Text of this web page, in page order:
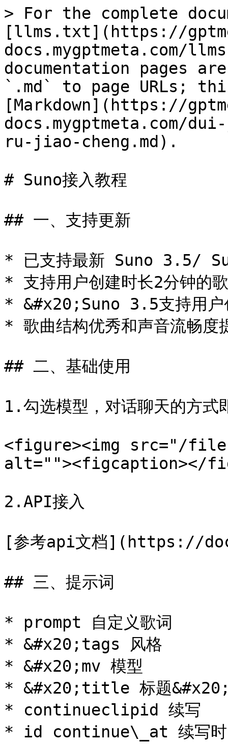
> For the complete
[llms.txt](https://
docs.mygptmeta.com/
documentation pages
`.md` to page URLs;
[Markdown](https://
docs.mygptmeta.com/
ru-jiao-cheng.md).
# Suno接入教程
## 一、支持更新
* 已支持最新 Suno 3.5/
* 支持用户创建时长2分钟的
* &#x20;Suno 3.5支持用户
* 歌曲结构优秀和声音流畅度
## 二、基础使用
1.勾选模型，对话聊天的方式
<figure><img src="/files/
alt=""><figcaption></
2.API接入
[参考api文档](https://
## 三、提示词
* prompt 自定义歌词
* &#x20;tags 风格
* &#x20;mv 模型
* &#x20;title 标题
* continueclipid 续写
* id continue\_at 续写时